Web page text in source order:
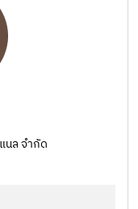
นล จำกัด